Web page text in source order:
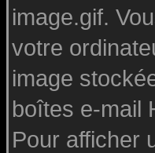
image.gif.
votre
image
boîtes e-mail
Pour afficher